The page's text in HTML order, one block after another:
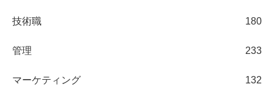
技術職 180
管理 233
マーケティング 132